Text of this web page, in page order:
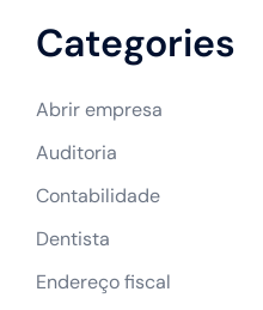
Categories
Abrir empresa
Auditoria
Contabilidade
Dentista
Endereço fiscal